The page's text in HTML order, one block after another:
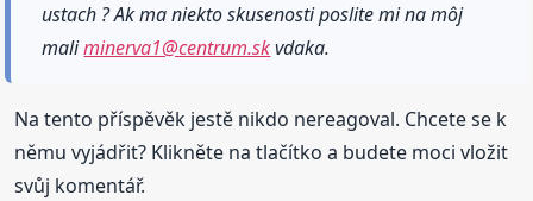
ustach ? Ak ma niekto skusenosti poslite mi na môj
maliminerva1@centrum.skvdaka.
Na tento příspěvěk jestě nikdo nereagoval. Chcete se k
němu vyjádřit? Klikněte na tlačítko a budete moci vložit
svůj komentář.